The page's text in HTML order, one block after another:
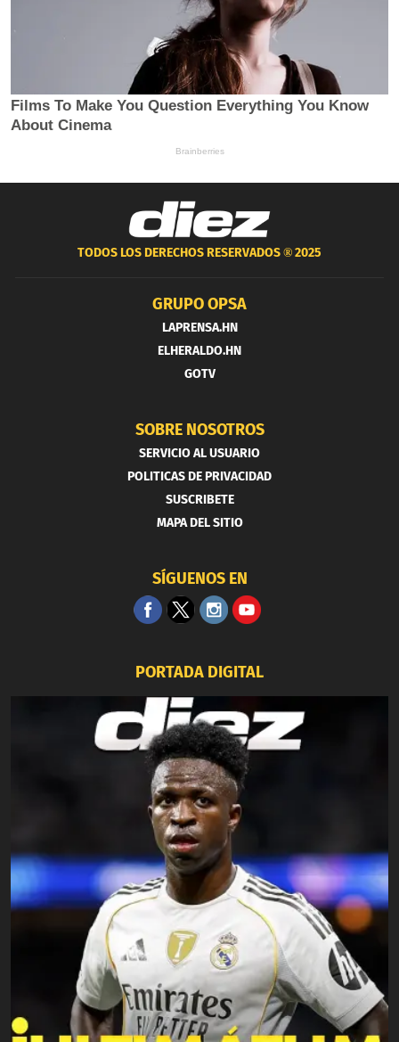
TODOS LOS DERECHOS RESERVADOS ®2025
GRUPO OPSA
LAPRENSA.HN
ELHERALDO.HN
GOTV
SOBRE NOSOTROS
SERVICIO AL USUARIO
POLITICAS DE PRIVACIDAD
SUSCRIBETE
MAPA DEL SITIO
SÍGUENOS EN
PORTADA DIGITAL